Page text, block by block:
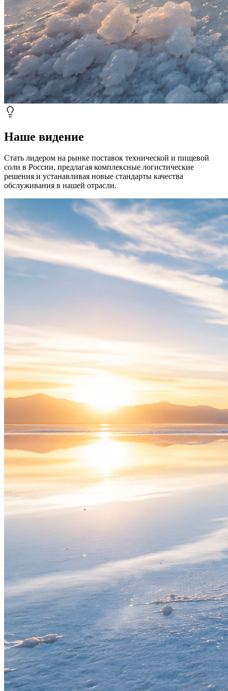
Наше видение
Стать лидером на рынке поставок технической и пищевой
соли в России, предлагая комплексные логистические
решения и устанавливая новые стандарты качества
обслуживания в нашей отрасли.